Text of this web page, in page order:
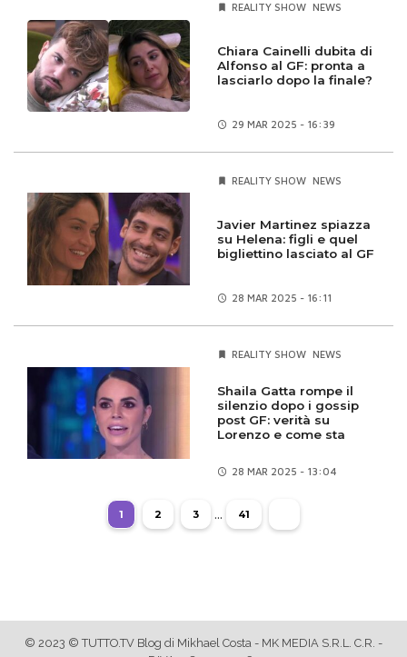
REALITY SHOW NEWS
Chiara Cainelli dubita di
Alfonso al GF: pronta a
lasciarlo dopo la finale?
29 MAR 2025 - 16:39
REALITY SHOW NEWS
Javier Martinez spiazza
su Helena: figli e quel
bigliettino lasciato al GF
28 MAR 2025 - 16:11
REALITY SHOW NEWS
Shaila Gatta rompe il
silenzio dopo i gossip
post GF: verità su
Lorenzo e come sta
28 MAR 2025 - 13:04
1 2 3 ... 41
© 2023 © TUTTO.TV Blog di Mikhael Costa - MK MEDIA S.R.L. C.R. -